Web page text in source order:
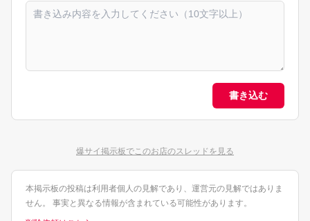
書き込む
爆サイ掲示板でこのお店のスレッドを見る
本掲示板の投稿は利用者個人の見解であり、運営元の見解ではありま
せん。 事実と異なる情報が含まれている可能性があります。